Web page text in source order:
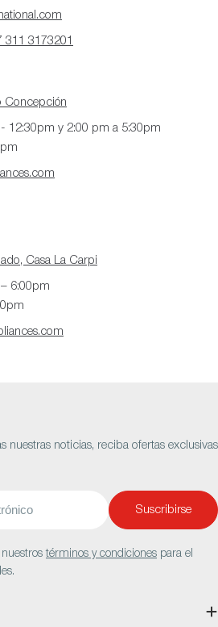
311 3173201
Concepción
- 12:30pm y 2:00 pm a 5:30pm
Casa La Carpi
– 6:00pm
nuestras noticias, reciba ofertas exclusivas
Suscribirse
nuestrostérminos y condiciones para el